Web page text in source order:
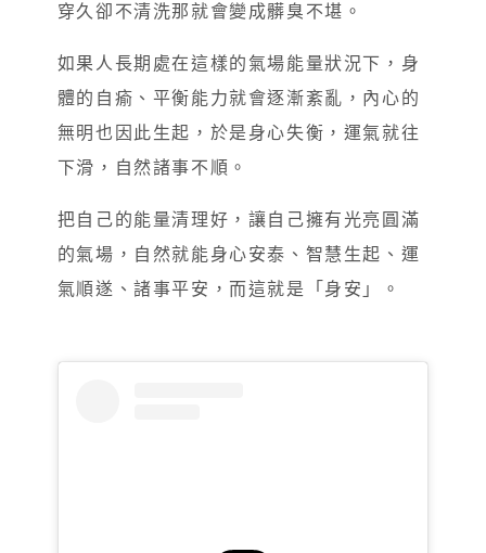
穿久卻不清洗那就會變成髒臭不堪。
如果人長期處在這樣的氣場能量狀況下，身
體的自瘉、平衡能力就會逐漸紊亂，內心的
無明也因此生起，於是身心失衡，運氣就往
下滑，自然諸事不順。
把自己的能量清理好，讓自己擁有光亮圓滿
的氣場，自然就能身心安泰、智慧生起、運
氣順遂、諸事平安，而這就是「身安」。